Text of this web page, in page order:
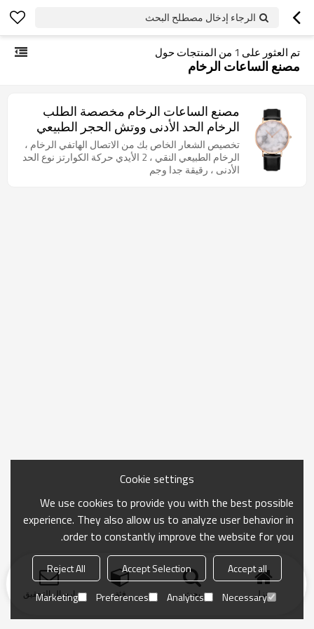
الرجاء إدخال مصطلح البحث
تم العثور على 1 من المنتجات حول
مصنع الساعات الرخام
مصنع الساعات الرخام مخصصة الطلب
الرخام الحد الأدنى ووتش الحجر الطبيعي
تخصيص الشعار الخاص بك من الاتصال الهاتفي الرخام ،
الرخام الطبيعي النقي ، 2 الأيدي حركة الكوارتز نوع الحد
الأدنى ، رقيقة جدا وجم
منزل بحث فئة ارسال التحقيق
Cookie settings
We use cookies to provide you with the best possible
experience. They also allow us to analyze user behavior in
order to constantly improve the website for you.
Accept all
Accept Selection
Reject All
Necessary
Analytics
Preferences
Marketing